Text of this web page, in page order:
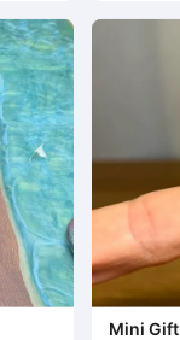
Mini Gift